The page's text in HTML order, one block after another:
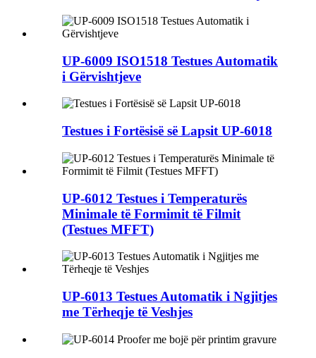
UP-6009 ISO1518 Testues Automatik
i Gërvishtjeve
Testues i Fortësisë së Lapsit UP-6018
UP-6012 Testues i Temperaturës
Minimale të Formimit të Filmit
(Testues MFFT)
UP-6013 Testues Automatik i Ngjitjes
me Tërheqje të Veshjes